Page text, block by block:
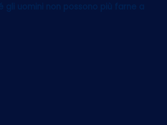
gli uomini non possono più farne a